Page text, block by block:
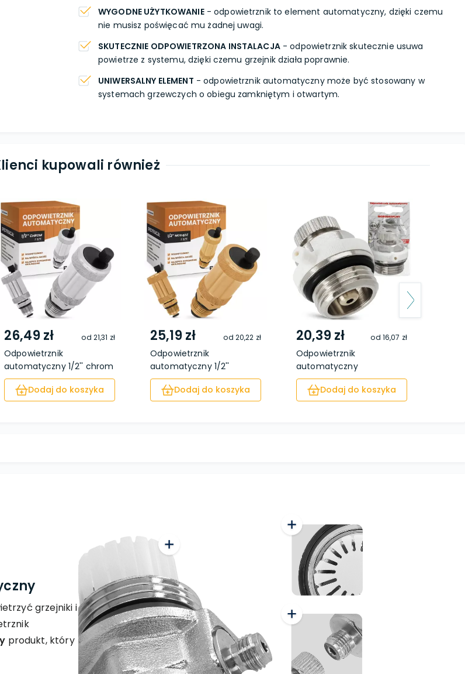
WYGODNE UŻYTKOWANIE- odpowietrznik to element automatyczny, dzięki czemu
nie musisz poświęcać mu żadnej uwagi.
SKUTECZNIE ODPOWIETRZONA INSTALACJA- odpowietrznik skutecznie usuwa
powietrze z systemu, dzięki czemu grzejnik działa poprawnie.
UNIWERSALNY ELEMENT - odpowietrznik automatyczny może być stosowany w
systemach grzewczych o obiegu zamkniętym i otwartym.
kupowali również
26,49 zł od 21,31 zł
Odpowietrznik
automatyczny 1/2'' chrom
Dodaj do koszyka
25,19 zł od 20,22 zł
Odpowietrznik
automatyczny 1/2''
mosiądz
Dodaj do koszyka
20,39 zł od 16,07 zł
Odpowietrznik
automatyczny
higroskopijny...
Dodaj do koszyka
grzejniki i
produkt, który